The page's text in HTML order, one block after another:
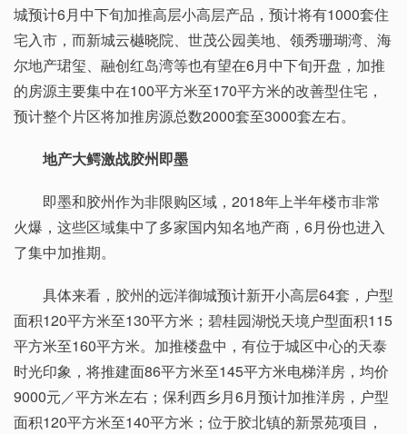
城预计6月中下旬加推高层小高层产品，预计将有1000套住
宅入市，而新城云樾晓院、世茂公园美地、领秀珊瑚湾、海
尔地产珺玺、融创红岛湾等也有望在6月中下旬开盘，加推
的房源主要集中在100平方米至170平方米的改善型住宅，
预计整个片区将加推房源总数2000套至3000套左右。
地产大鳄激战胶州即墨
即墨和胶州作为非限购区域，2018年上半年楼市非常
火爆，这些区域集中了多家国内知名地产商，6月份也进入
了集中加推期。
具体来看，胶州的远洋御城预计新开小高层64套，户型
面积120平方米至130平方米；碧桂园湖悦天境户型面积115
平方米至160平方米。加推楼盘中，有位于城区中心的天泰
时光印象，将推建面86平方米至145平方米电梯洋房，均价
9000元／平方米左右；保利西乡月6月预计加推洋房，户型
面积120平方米至140平方米；位于胶北镇的新景苑项目，